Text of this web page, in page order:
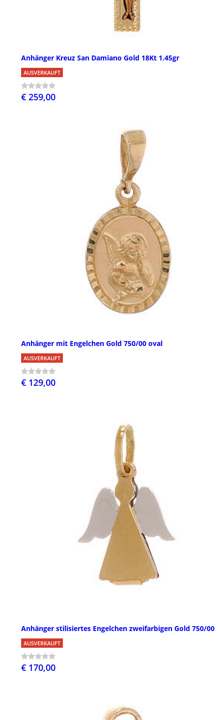
Anhänger Kreuz San Damiano Gold 18Kt 1.45gr
AUSVERKAUFT
€ 259,00
Anhänger mit Engelchen Gold 750/00 oval
AUSVERKAUFT
€ 129,00
Anhänger stilisiertes Engelchen zweifarbigen Gold 750/00
AUSVERKAUFT
€ 170,00